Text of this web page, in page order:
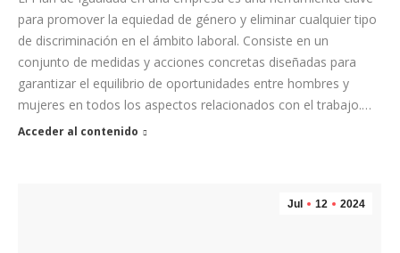
para promover la equiedad de género y eliminar cualquier tipo
de discriminación en el ámbito laboral. Consiste en un
conjunto de medidas y acciones concretas diseñadas para
garantizar el equilibrio de oportunidades entre hombres y
mujeres en todos los aspectos relacionados con el trabajo.…
Acceder al contenido
Jul 12 2024